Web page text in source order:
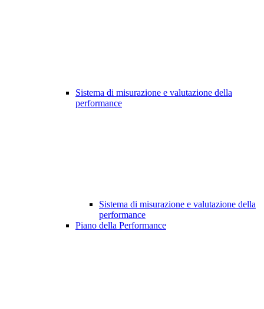
Sistema di misurazione e valutazione della
performance
Sistema di misurazione e valutazione della
performance
Piano della Performance